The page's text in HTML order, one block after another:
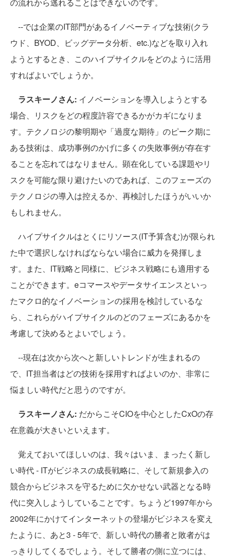
--では企業のIT部門があるイノベーティブな技術(クラ
ウド、BYOD、ビッグデータ分析、etc.)などを取り入れ
ようとするとき、このハイプサイクルをどのように活用
すればよいでしょうか。
ラスキーノさん: イノベーションを導入しようとする
場合、リスクをどの程度許容できるかがカギになりま
す。テクノロジの黎明期や「過度な期待」のピーク期に
ある技術は、成功事例のかげに多くの失敗事例が存在す
ることを忘れてはなりません。顕在化している課題やリ
スクを可能な限り避けたいのであれば、このフェーズの
テクノロジの導入は控えるか、再検討したほうがいいか
もしれません。
ハイプサイクルはとくにリソース(IT予算含む)が限られ
た中で選択しなければならない場合に威力を発揮しま
す。また、IT戦略と同様に、ビジネス戦略にも適用する
ことができます。eコマースやデータサイエンスといっ
たマクロ的なイノベーションの採用を検討しているな
ら、これらがハイプサイクルのどのフェーズにあるかを
考慮して決めるとよいでしょう。
--現在は次から次へと新しいトレンドが生まれるの
で、IT担当者はどの技術を採用すればよいのか、非常に
悩ましい時代だと思うのですが。
ラスキーノさん: だからこそCIOを中心としたCxOの存
在意義が大きいといえます。
覚えておいてほしいのは、我々はいま、まったく新し
い時代 - ITがビジネスの成長戦略に、そして新規参入の
競合からビジネスを守るために欠かせない武器となる時
代に突入しようしていることです。ちょうど1997年から
2002年にかけてインターネットの登場がビジネスを変え
たように、あと3 - 5年で、新しい時代の勝者と敗者がは
っきりしてくるでしょう。そして勝者の側に立つには、